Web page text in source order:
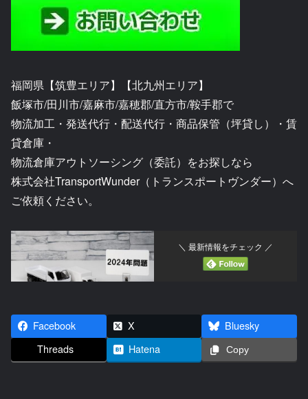
福岡県【筑豊エリア】【北九州エリア】
飯塚市/田川市/嘉麻市/嘉穂郡/直方市/鞍手郡で
物流加工・発送代行・配送代行・商品保管（坪貸し）・賃
貸倉庫・
物流倉庫アウトソーシング（委託）をお探しなら
株式会社TransportWunder（トランスポートヴンダー）へ
ご依頼ください。
＼ 最新情報をチェック ／
Facebook X
Bluesky
Threads
Hatena Copy